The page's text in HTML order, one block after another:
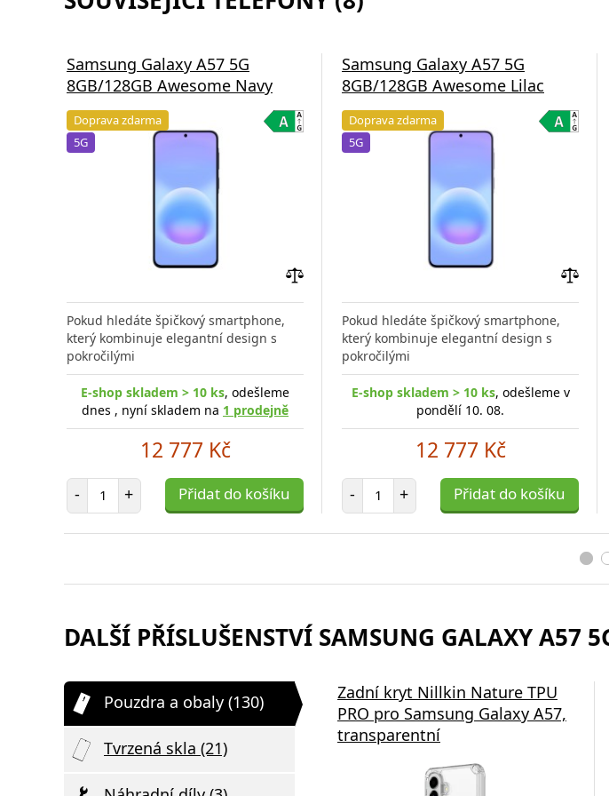
Samsung Galaxy A57 5G
8GB/128GB Awesome Navy
Doprava zdarma
5G
porovnání
Pokud hledáte špičkový smartphone,
který kombinuje elegantní design s
pokročilými
E-shop skladem > 10 ks, odešleme
dnes , nyní skladem na 1 prodejně
12 777 Kč
- Počet položek
+ Přidat do košíku
Samsung Galaxy A57 5G
8GB/128GB Awesome Lilac
Doprava zdarma
5G
Pokud hledáte špičkový smartphone,
který kombinuje elegantní design s
pokročilými
E-shop skladem > 10 ks, odešleme v
pondělí 10. 08.
12 777 Kč
- Počet položek
+ Přidat do košíku
DALŠÍ PŘÍSLUŠENSTVÍ SAMSUNG GALAXY A57
Pouzdra a obaly (130)
Tvrzená skla (21)
Zadní kryt Nillkin Nature TPU
PRO pro Samsung Galaxy A57,
transparentní